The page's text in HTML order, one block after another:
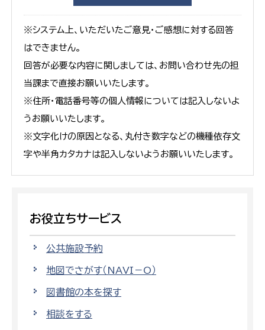
※システム上、いただいたご意見・ご感想に対する回答
はできません。
回答が必要な内容に関しましては、お問い合わせ先の担
当課まで直接お願いいたします。
※住所・電話番号等の個人情報については記入しないよ
うお願いいたします。
※文字化けの原因となる、丸付き数字などの機種依存文
字や半角カタカナは記入しないようお願いいたします。
お役立ちサービス
公共施設予約
地図でさがす（NAVI－O）
図書館の本を探す
相談をする